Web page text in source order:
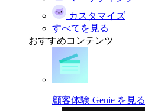
カスタマイズ
すべてを見る
おすすめコンテンツ
顧客体験 Genie を見る